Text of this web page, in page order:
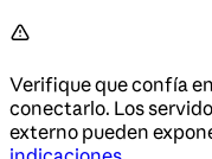
Verifique que confía
conectarlo. Los
externo pueden